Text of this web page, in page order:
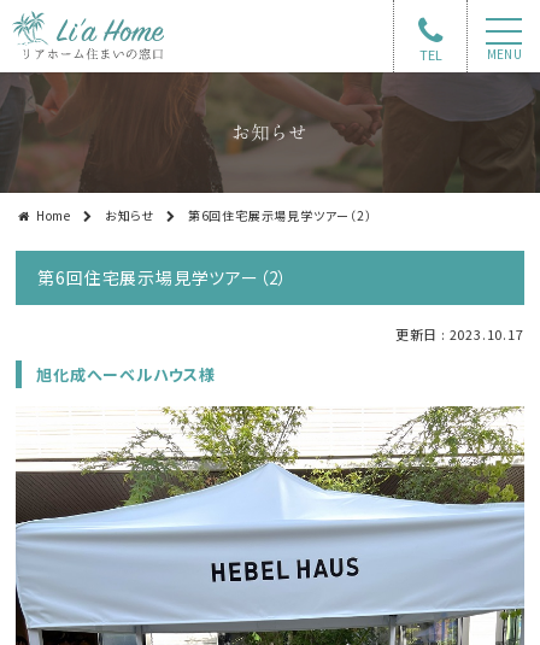
MENU
TEL
お知らせ
Home お知らせ 第6回住宅展示場見学ツアー（2）
第6回住宅展示場見学ツアー（2）
更新日 : 2023.10.17
旭化成へーベルハウス様